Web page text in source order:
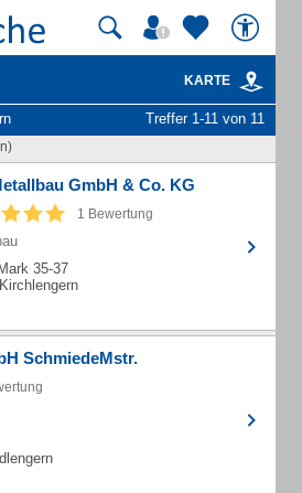
KARTE
Treffer 1-11 von 11
GmbH & Co. KG
1 Bewertung
35-37
SchmiedeMstr.